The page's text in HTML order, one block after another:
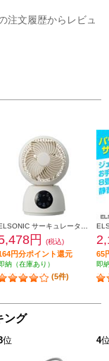
注文履歴からレビュ
円 (税込)
円分ポイント還元
納（在庫あり）
(5件)
65
即
ング
位 4